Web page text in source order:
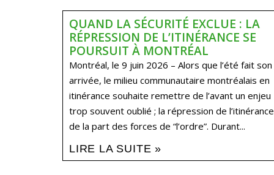
QUAND LA SÉCURITÉ EXCLUE : LA
RÉPRESSION DE L’ITINÉRANCE SE
POURSUIT À MONTRÉAL
Montréal, le 9 juin 2026 – Alors que l’été fait son
arrivée, le milieu communautaire montréalais en
itinérance souhaite remettre de l’avant un enjeu
trop souvent oublié ; la répression de l’itinérance
de la part des forces de “l’ordre”. Durant...
LIRE LA SUITE »